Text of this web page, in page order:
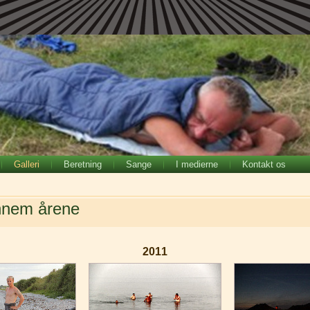
Galleri Beretning Sange I medierne Kontakt os
årene
2011